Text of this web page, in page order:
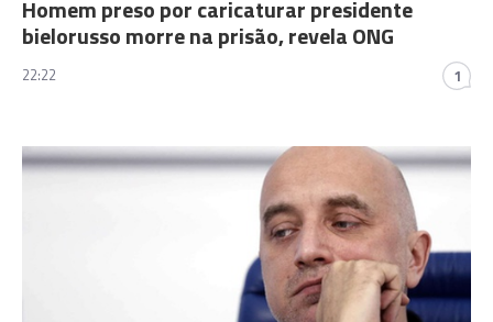
Homem preso por caricaturar presidente
bielorusso morre na prisão, revela ONG
22:22 1